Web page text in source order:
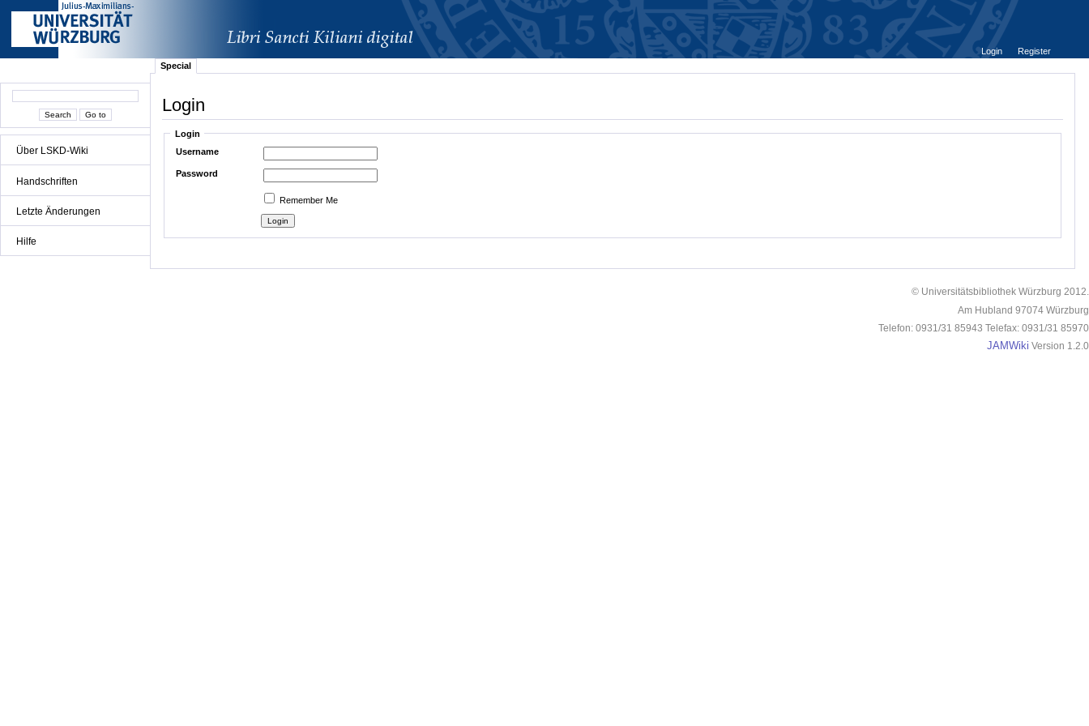
Über LSKD-Wiki
Handschriften
Letzte Änderungen
Hilfe
Login
Register
Special
Login
Login
Username
Password
Remember Me
© Universitätsbibliothek Würzburg 2012.
Am Hubland 97074 Würzburg
Telefon: 0931/31 85943 Telefax: 0931/31 85970
JAMWiki Version 1.2.0